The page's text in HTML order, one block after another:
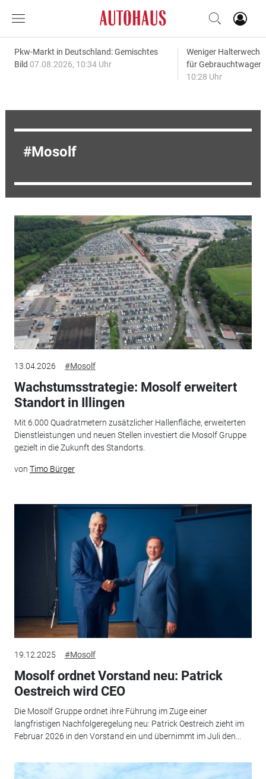
Pkw-Markt in Deutschland: Gemischtes
Bild 07.08.2026, 10:34 Uhr
Weniger
für
10:28 Uhr
Mosolf
13.04.2026 #Mosolf
Wachstumsstrategie: Mosolf erweitert
Standort in Illingen
Mit 6.000 Quadratmetern zusätzlicher Hallenfläche, erweiterten
Dienstleistungen und neuen Stellen investiert die Mosolf Gruppe
gezielt in die Zukunft des Standorts.
von Timo Bürger
19.12.2025 #Mosolf
Mosolf ordnet Vorstand neu: Patrick
Oestreich wird CEO
Die Mosolf Gruppe ordnet ihre Führung im Zuge einer
langfristigen Nachfolgeregelung neu: Patrick Oestreich zieht im
Februar 2026 in den Vorstand ein und übernimmt im Juli den...